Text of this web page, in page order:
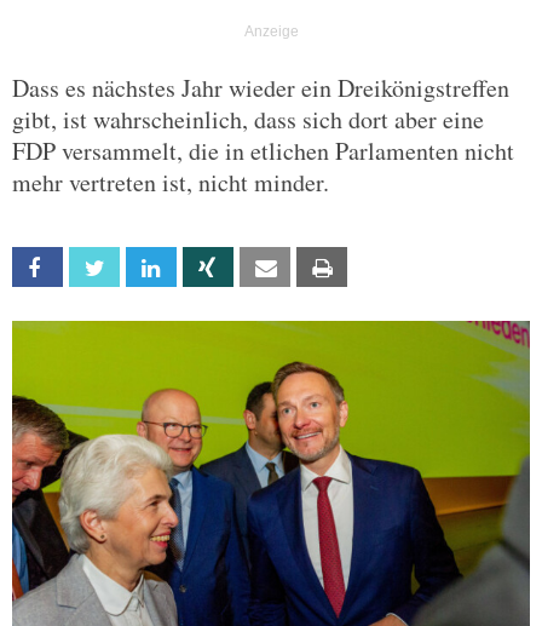
Dass es nächstes Jahr wieder ein Dreikönigstreffen
gibt, ist wahrscheinlich, dass sich dort aber eine
FDP versammelt, die in etlichen Parlamenten nicht
mehr vertreten ist, nicht minder.
Facebook Twitter Linkedin Xing Email